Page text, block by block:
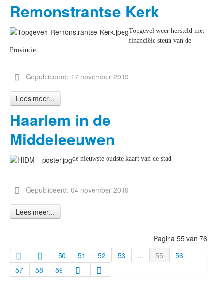
Remonstrantse Kerk
Topgevel weer hersteld met
financiële steun van de
Provincie
Gepubliceerd: 17 november 2019
Lees meer...
Haarlem in de
Middeleeuwen
de nieuwste oudste kaart van de stad
Gepubliceerd: 04 november 2019
Lees meer...
Pagina 55 van 76
50
51 52 53 ... 55
56
57
58 59